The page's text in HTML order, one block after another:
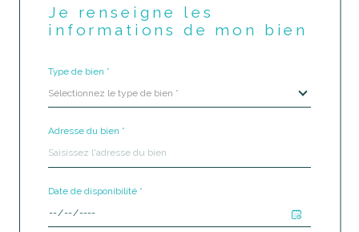
Je renseigne les
informations de mon bien
Type de bien *
Sélectionnez le type de bien *
Adresse du bien *
Date de disponibilité *